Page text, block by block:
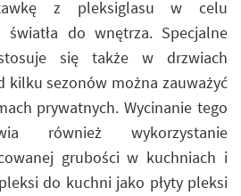
z pleksiglasu w celu
światła do wnętrza. Specjalne
się także w drzwiach
kilku sezonów można zauważyć
prywatnych. Wycinanie tego
również wykorzystanie
grubości w kuchniach i
do kuchni jako płyty pleksi